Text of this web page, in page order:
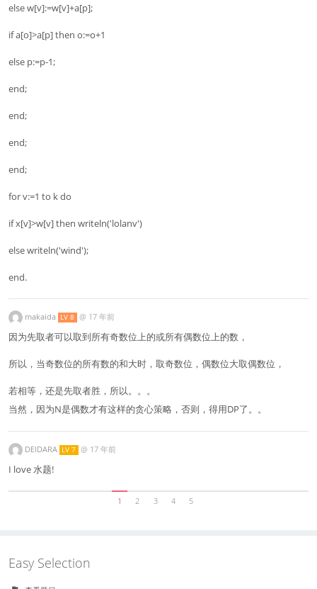
else w[v]:=w[v]+a[p];
if a[o]>a[p] then o:=o+1
else p:=p-1;
end;
end;
end;
end;
for v:=1 to k do
if x[v]>w[v] then writeln('lolanv')
else writeln('wind');
end.
makaida LV 8 @ 17 年前
因为先取者可以取到所有奇数位上的或所有偶数位上的数，
所以，当奇数位的所有数的和大时，取奇数位，偶数位大取偶数位，
若相等，还是先取者胜，所以。。。
当然，因为N是偶数才有这样的贪心策略，否则，得用DP了。。
DEIDARA LV 7 @ 17 年前
I love 水题!
1 2 3 4 5
Easy Selection